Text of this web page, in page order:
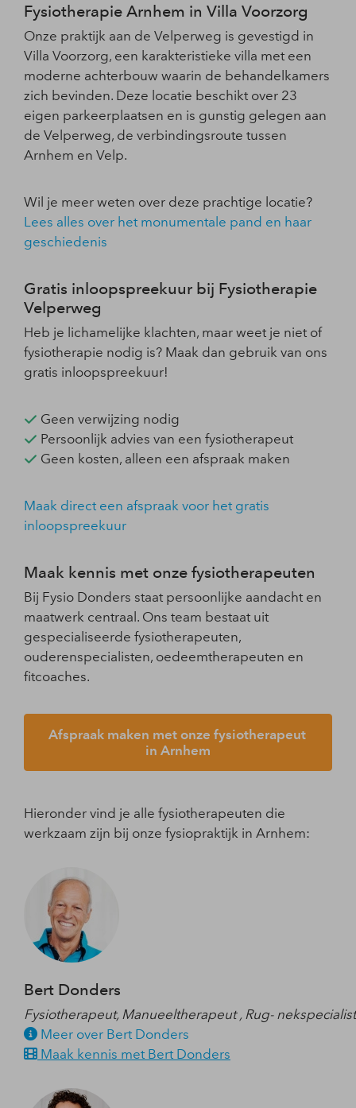
Fysiotherapie Arnhem in Villa Voorzorg
Onze praktijk aan de Velperweg is gevestigd in
Villa Voorzorg, een karakteristieke villa met een
moderne achterbouw waarin de behandelkamers
zich bevinden. Deze locatie beschikt over 23
eigen parkeerplaatsen en is gunstig gelegen aan
de Velperweg, de verbindingsroute tussen
Arnhem en Velp.
Wil je meer weten over deze prachtige locatie?
Lees alles over het monumentale pand en haar
geschiedenis
Gratis inloopspreekuur bij Fysiotherapie
Velperweg
Heb je lichamelijke klachten, maar weet je niet of
fysiotherapie nodig is? Maak dan gebruik van ons
gratis inloopspreekuur!
Geen verwijzing nodig
Persoonlijk advies van een fysiotherapeut
Geen kosten, alleen een afspraak maken
Maak direct een afspraak voor het gratis
inloopspreekuur
Maak kennis met onze fysiotherapeuten
Bij Fysio Donders staat persoonlijke aandacht en
maatwerk centraal. Ons team bestaat uit
gespecialiseerde fysiotherapeuten,
ouderenspecialisten, oedeemtherapeuten en
fitcoaches.
Afspraak maken met onze fysiotherapeut
in Arnhem
Hieronder vind je alle fysiotherapeuten die
werkzaam zijn bij onze fysiopraktijk in Arnhem:
Bert Donders
Fysiotherapeut, Manueeltherapeut , Rug-
Meer over Bert Donders
Maak kennis met Bert Donders